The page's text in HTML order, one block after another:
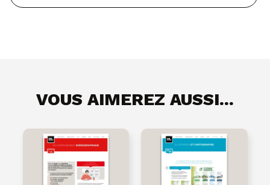
VOUS AIMEREZ AUSSI...